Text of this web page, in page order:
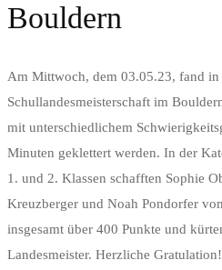
Bouldern
Am Mittwoch, dem 03.05.23, fand
Schullandesmeisterschaft im
mit unterschiedlichem
Minuten geklettert werden. In der
1. und 2. Klassen schafften Sophie
Kreuzberger und Noah Pondorfer
insgesamt über 400 Punkte und
Landesmeister. Herzliche Gratulation!